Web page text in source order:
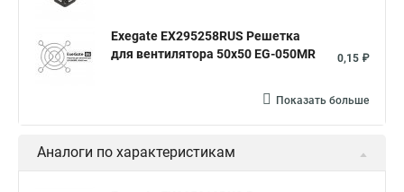
Exegate EX295258RUS Решетка
для вентилятора 50х50 EG-050MR
0,15 ₽
Показать больше
Аналоги по характеристикам